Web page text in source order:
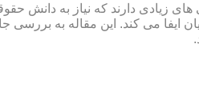
های زیادی دارند که نیاز به دانش
ایفا می کند. این مقاله به بررسی